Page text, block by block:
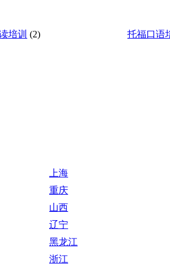
培训 (2) 托福口语
上海
重庆
山西
辽宁
黑龙江
浙江